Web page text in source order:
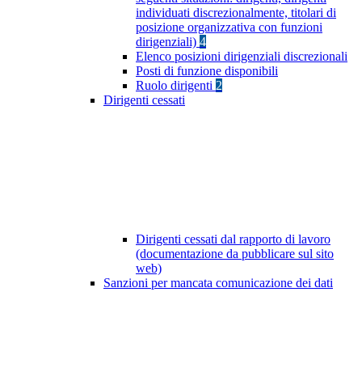
individuati discrezionalmente, titolari di
posizione organizzativa con funzioni
dirigenziali) 4
Elenco posizioni dirigenziali discrezionali
Posti di funzione disponibili
Ruolo dirigenti 2
Dirigenti cessati
Dirigenti cessati dal rapporto di lavoro
(documentazione da pubblicare sul sito
web)
Sanzioni per mancata comunicazione dei dati